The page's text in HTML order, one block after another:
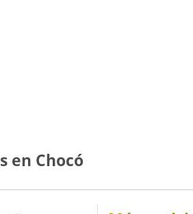
en Chocó